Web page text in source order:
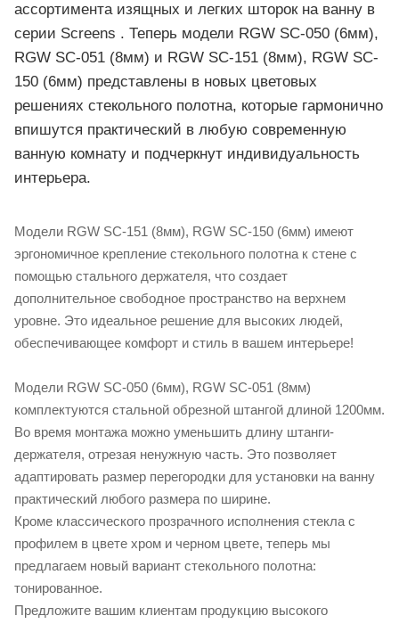
ассортимента изящных и легких шторок на ванну в
серии Screens . Теперь модели RGW SC-050 (6мм),
RGW SC-051 (8мм) и RGW SC-151 (8мм), RGW SC-
150 (6мм) представлены в новых цветовых
решениях стекольного полотна, которые гармонично
впишутся практический в любую современную
ванную комнату и подчеркнут индивидуальность
интерьера.
Модели RGW SC-151 (8мм), RGW SC-150 (6мм) имеют
эргономичное крепление стекольного полотна к стене с
помощью стального держателя, что создает
дополнительное свободное пространство на верхнем
уровне. Это идеальное решение для высоких людей,
обеспечивающее комфорт и стиль в вашем интерьере!
Модели RGW SC-050 (6мм), RGW SC-051 (8мм)
комплектуются стальной обрезной штангой длиной 1200мм.
Во время монтажа можно уменьшить длину штанги-
держателя, отрезая ненужную часть. Это позволяет
адаптировать размер перегородки для установки на ванну
практический любого размера по ширине.
Кроме классического прозрачного исполнения стекла с
профилем в цвете хром и черном цвете, теперь мы
предлагаем новый вариант стекольного полотна:
тонированное.
Предложите вашим клиентам продукцию высокого